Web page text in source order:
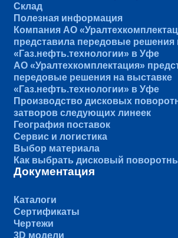
Склад
Полезная информация
Компания АО
представила передовые решения
«Газ.нефть.технологии» в Уфе
АО «Уралтехкомплектация»
передовые решения на выставке
«Газ.нефть.технологии» в Уфе
Производство дисковых
затворов следующих линеек
География поставок
Сервис и логистика
Выбор материала
Как выбрать дисковый
Документация
Каталоги
Сертификаты
Чертежи
3D модели